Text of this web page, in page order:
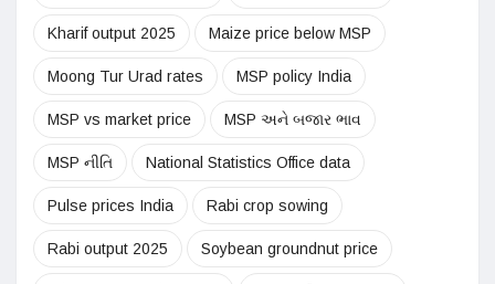
Kharif output 2025 Maize price below MSP
Moong Tur Urad rates MSP policy India
MSP vs market price MSP અને બજાર ભાવ
MSP નીતિ National Statistics Office data
Pulse prices India Rabi crop sowing
Rabi output 2025 Soybean groundnut price